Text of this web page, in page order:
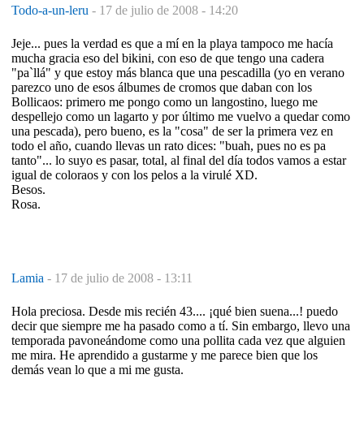
Todo-a-un-leru - 17 de julio de 2008 - 14:20
Jeje... pues la verdad es que a mí en la playa tampoco me hacía
mucha gracia eso del bikini, con eso de que tengo una cadera
"pa`llá" y que estoy más blanca que una pescadilla (yo en verano
parezco uno de esos álbumes de cromos que daban con los
Bollicaos: primero me pongo como un langostino, luego me
despellejo como un lagarto y por último me vuelvo a quedar como
una pescada), pero bueno, es la "cosa" de ser la primera vez en
todo el año, cuando llevas un rato dices: "buah, pues no es pa
tanto"... lo suyo es pasar, total, al final del día todos vamos a estar
igual de coloraos y con los pelos a la virulé XD.
Besos.
Rosa.
Lamia - 17 de julio de 2008 - 13:11
Hola preciosa. Desde mis recién 43.... ¡qué bien suena...! puedo
decir que siempre me ha pasado como a tí. Sin embargo, llevo una
temporada pavoneándome como una pollita cada vez que alguien
me mira. He aprendido a gustarme y me parece bien que los
demás vean lo que a mi me gusta.